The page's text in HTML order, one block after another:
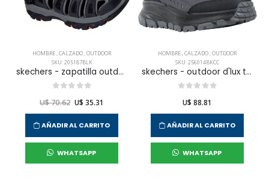
HOMBRE,CALZADO,OUTDOOR
SKU: 205187BLK
skechers - zapatilla outdoor tresmen para hombre
U$ 70.62 U$ 35.31
AÑADIR AL CARRITO
WHATSAPP
HOMBRE,CALZADO,OUTDOOR
SKU: 256014BKCC
skechers - outdoor d'lux trekker para hombre
U$ 88.81
AÑADIR AL CARRITO
WHATSAPP